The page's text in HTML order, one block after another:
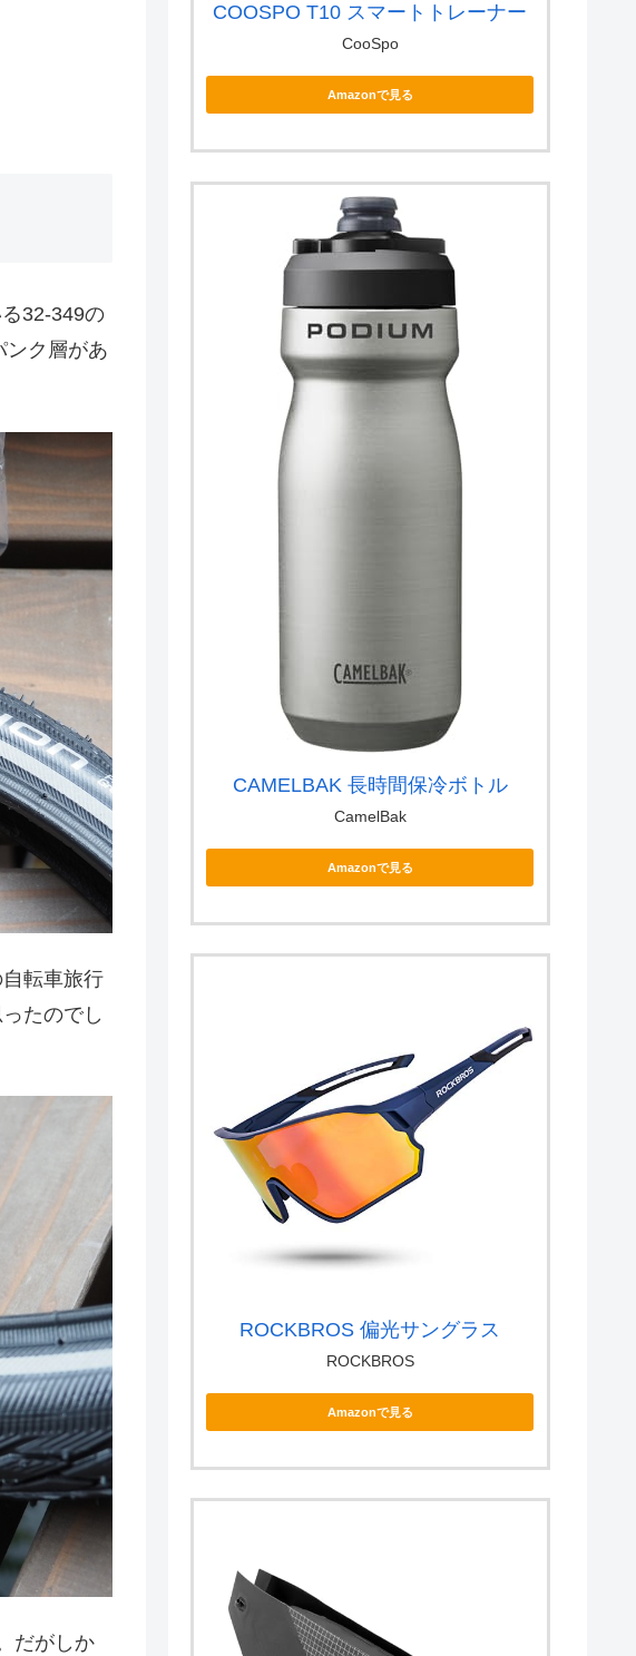
32-349の
ンク層があ
転車旅行
たのでし
だがしか
COOSPO T10 スマートトレーナー
CooSpo
Amazonで見る
CAMELBAK 長時間保冷ボトル
CamelBak
Amazonで見る
ROCKBROS 偏光サングラス
ROCKBROS
Amazonで見る